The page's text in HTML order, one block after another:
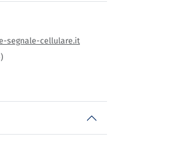
segnale-cellulare.it